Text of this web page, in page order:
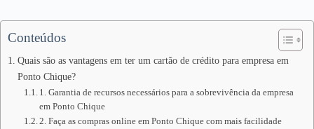
Conteúdos
Quais são as vantagens em ter um cartão de crédito para empresa em
Ponto Chique?
1. Garantia de recursos necessários para a sobrevivência da empresa
em Ponto Chique
2. Faça as compras online em Ponto Chique com mais facilidade